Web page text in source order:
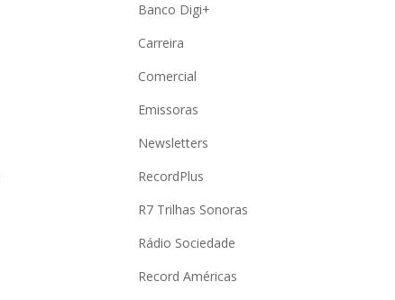
Banco Digi+
Carreira
Comercial
Emissoras
Newsletters
RecordPlus
R7 Trilhas Sonoras
Rádio Sociedade
Record Américas